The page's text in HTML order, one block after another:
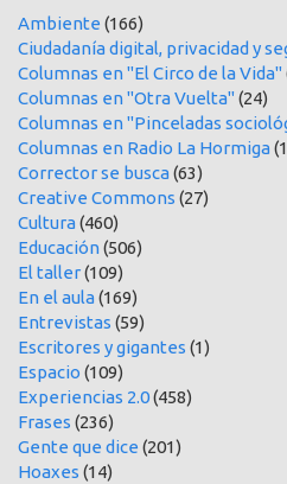
Ambiente (166)
Ciudadanía digital, privacidad y
Columnas en "El Circo de la Vida"
Columnas en "Otra Vuelta"(24)
Columnas en "Pinceladas
Columnas en Radio La Hormiga
Corrector se busca(63)
Creative Commons (27)
Cultura(460)
Educación(506)
El taller(109)
En el aula(169)
Entrevistas (59)
Escritores y gigantes (1)
Espacio (109)
Experiencias 2.0(458)
Frases (236)
Gente que dice (201)
Hoaxes (14)